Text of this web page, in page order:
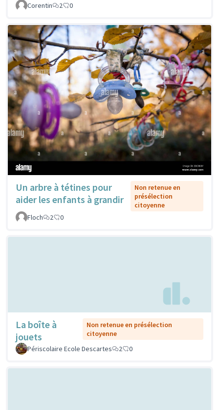
Corentin 2 0
Un arbre à tétines pour
aider les enfants à grandir
Non retenue en
présélection
citoyenne
Floch
2 0
La boîte à
jouets
Non retenue en présélection
citoyenne
Périscolaire Ecole Descartes
2 0